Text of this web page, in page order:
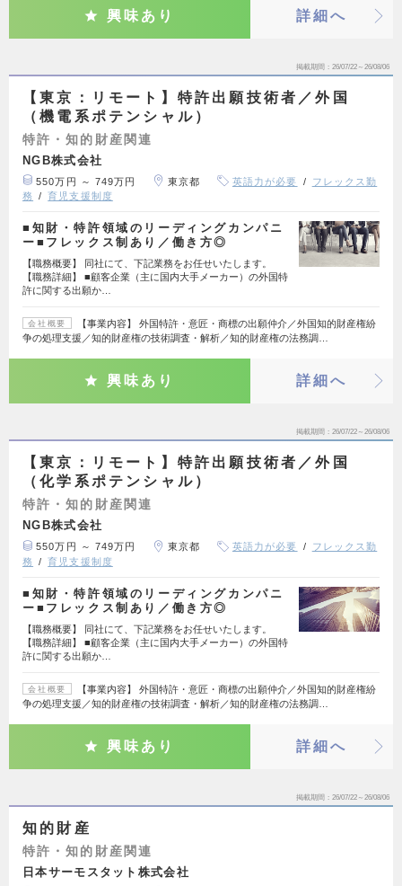
興味あり 詳細へ
掲載期間 26/07/22～26/08/06
【東京：リモート】特許出願技術者／外国
（機電系ポテンシャル）
特許・知的財産関連
NGB株式会社
550万円 ～ 749万円 東京都 英語力が必要
フレックス勤
務
育児支援制度
■知財・特許領域のリーディングカンパニ
ー■フレックス制あり／働き方◎
【職務概要】 同社にて、下記業務をお任せいたします。
【職務詳細】 ■顧客企業（主に国内大手メーカー）の外国特
許に関する出願か…
会社概要
【事業内容】 外国特許・意匠・商標の出願仲介／外国知的財産権紛
争の処理支援／知的財産権の技術調査・解析／知的財産権の法務調…
興味あり 詳細へ
掲載期間 26/07/22～26/08/06
【東京：リモート】特許出願技術者／外国
（化学系ポテンシャル）
特許・知的財産関連
NGB株式会社
550万円 ～ 749万円 東京都 英語力が必要
フレックス勤
務
育児支援制度
■知財・特許領域のリーディングカンパニ
ー■フレックス制あり／働き方◎
【職務概要】 同社にて、下記業務をお任せいたします。
【職務詳細】 ■顧客企業（主に国内大手メーカー）の外国特
許に関する出願か…
会社概要
【事業内容】 外国特許・意匠・商標の出願仲介／外国知的財産権紛
争の処理支援／知的財産権の技術調査・解析／知的財産権の法務調…
興味あり 詳細へ
掲載期間 26/07/22～26/08/06
知的財産
特許・知的財産関連
日本サーモスタット株式会社